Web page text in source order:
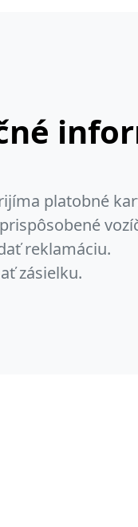
platobné
reklamáciu.
zásielku.